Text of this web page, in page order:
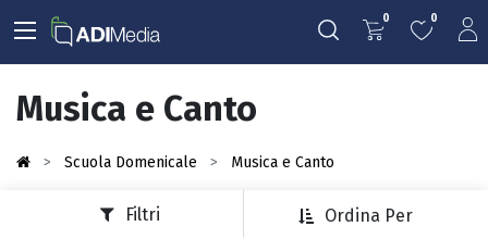
0 0
Musica e Canto
Scuola Domenicale Musica e Canto
Filtri Ordina Per